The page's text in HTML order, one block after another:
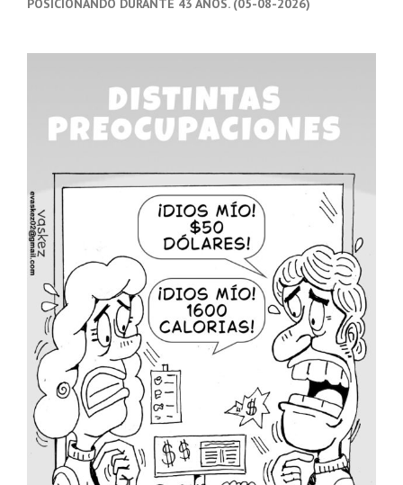
POSICIONANDO DURANTE 43 AÑOS. (05-08-2026)